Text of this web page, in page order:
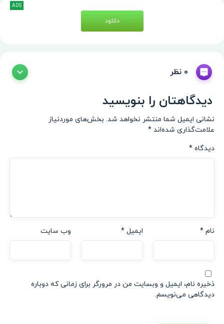
دانلود
ADS
0 نظر
دیدگاهتان را بنویسید
نشانی ایمیل شما منتشر نخواهد شد. بخش‌های موردنیاز
علامت‌گذاری شده‌اند *
دیدگاه *
نام * ایمیل* وب‌ سایت
ذخیره نام، ایمیل و وبسایت من در مرورگر برای زمانی که دوباره
دیدگاهی می‌نویسم.